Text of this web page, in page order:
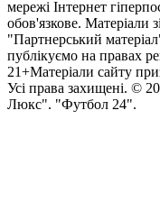
мережі Інтернет
обов'язкове. Матеріали
"Партнерський
публікуємо на правах
21+Матеріали сайту
Усi права захищенi. ©
Люкс". "Футбол 24".